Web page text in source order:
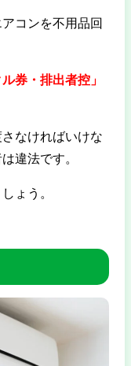
コンを不用品回
券・排出者控」
なければいけな
違法です。
ょう。